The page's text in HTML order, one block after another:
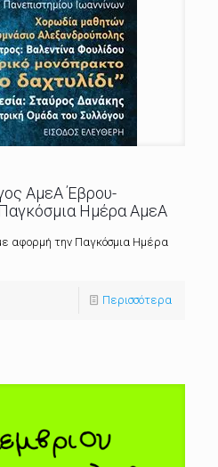
ΑμεΑ Έβρου-
Ημέρα ΑμεΑ
αφορμή την Παγκόσμια Ημέρα
Περισσότερα